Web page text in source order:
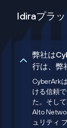
Idiraプラ
弊社は
行は、弊
CyberArk
ける信頼
た。そし
Alto
ュリティ